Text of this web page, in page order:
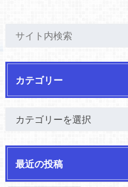
カテゴリー
最近の投稿